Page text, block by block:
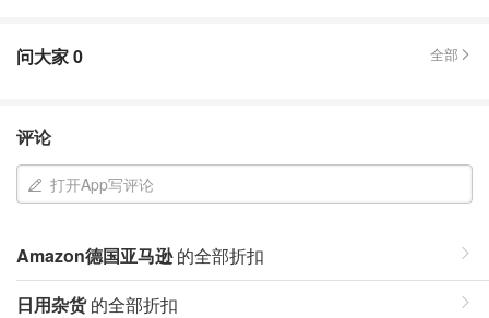
问大家0 全部
评论
打开App写评论
Amazon德国亚马逊的全部折扣
日用杂货的全部折扣